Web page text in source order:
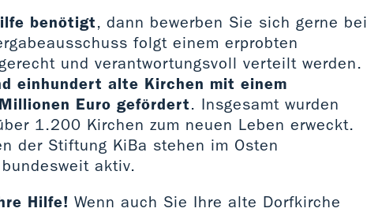
benötigt, dann bewerben Sie sich gerne bei
folgt einem erprobten
und verantwortungsvoll verteilt werden.
einhundert alte Kirchen mit einem
Euro gefördert. Insgesamt wurden
1.200 Kirchen zum neuen Leben erweckt.
der Stiftung KiBa stehen im Osten
aktiv.
Hilfe! Wenn auch Sie Ihre alte Dorfkirche